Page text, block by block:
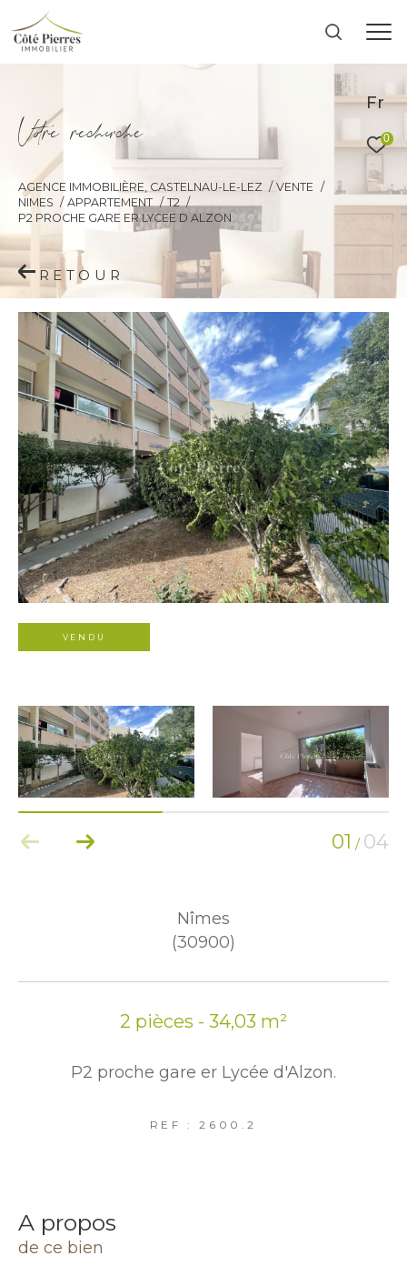
Fr
0
Vore recece
AGENCE IMMOBILIÈRE, CASTELNAU-LE-LEZ
VENTE
NIMES
APPARTEMENT
T2
P2 PROCHE GARE ER LYCEE D ALZON
RETOUR
VENDU
01 / 04
Nîmes
(30900)
2 pièces - 34,03 m²
P2 proche gare er Lycée d'Alzon.
REF : 2600.2
a propos
de ce bien